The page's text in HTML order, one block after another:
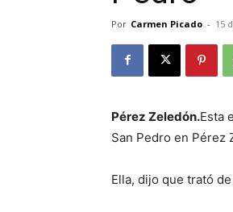
Por Carmen Picado - 15
Pérez Zeledón.Esta
San Pedro en Pérez
Ella, dijo que trató